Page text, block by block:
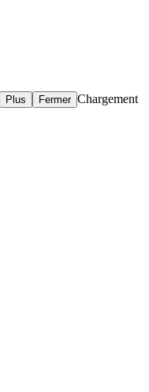
Plus Fermer Chargement